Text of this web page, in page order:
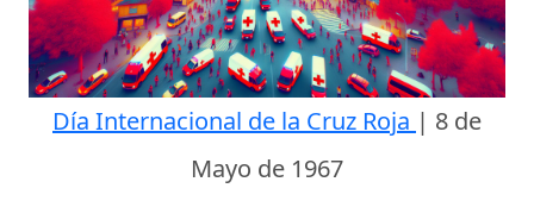
Día Internacional de la Cruz Roja | 8 de
Mayo de 1967